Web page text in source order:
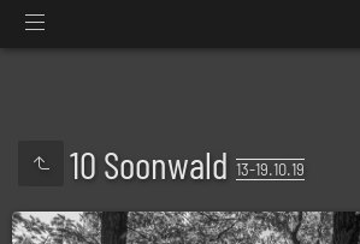
10 Soonwald 13-19.10.19